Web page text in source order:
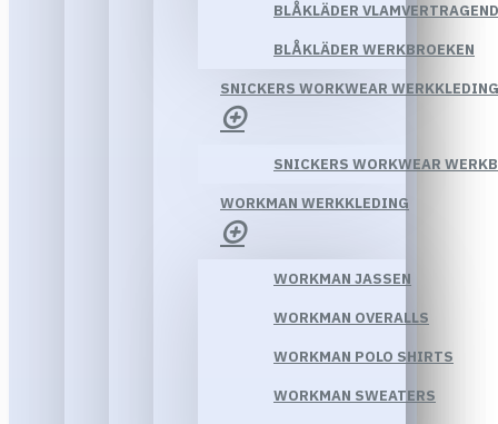
BLÅKLÄDER
BLÅKLÄDER WERKBROEKEN
SNICKERS WORKWEAR WERKKLEDING
SNICKERS WORKWEAR
WORKMAN WERKKLEDING
WORKMAN JASSEN
WORKMAN OVERALLS
WORKMAN POLO SHIRTS
WORKMAN SWEATERS